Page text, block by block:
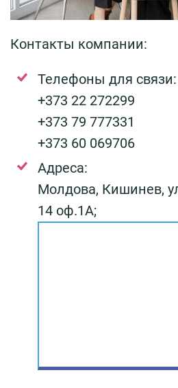
Контакты компании:
Телефоны для связи:
+373 22 272299
+373 79 777331
+373 60 069706
Адреса:
Молдова, Кишинев,
14 оф.1А;